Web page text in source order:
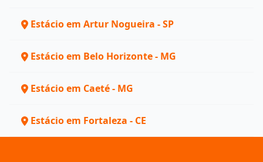
Estácio em Artur Nogueira - SP
Estácio em Belo Horizonte - MG
Estácio em Caeté - MG
Estácio em Fortaleza - CE